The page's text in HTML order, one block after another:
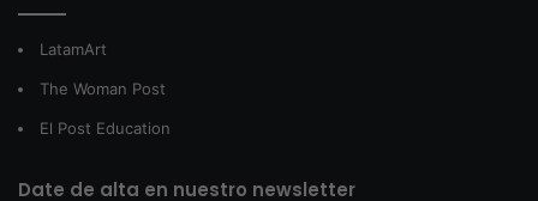
LatamArt
The Woman Post
El Post Education
Date de alta en nuestro newsletter